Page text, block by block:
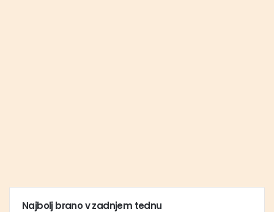
Najbolj brano v zadnjem tednu